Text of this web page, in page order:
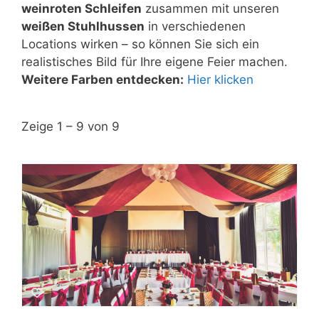
weinroten Schleifen zusammen mit unseren
weißen Stuhlhussen in verschiedenen
Locations wirken – so können Sie sich ein
realistisches Bild für Ihre eigene Feier machen.
Weitere Farben entdecken: Hier klicken
Zeige 1 – 9 von 9